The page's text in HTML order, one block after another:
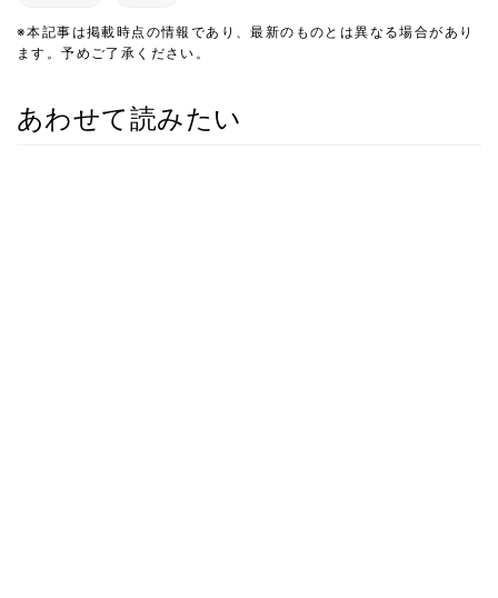
※本記事は掲載時点の情報であり、最新のものとは異なる場合があり
ます。予めご了承ください。
あわせて読みたい